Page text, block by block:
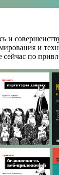
и
и
сейчас по